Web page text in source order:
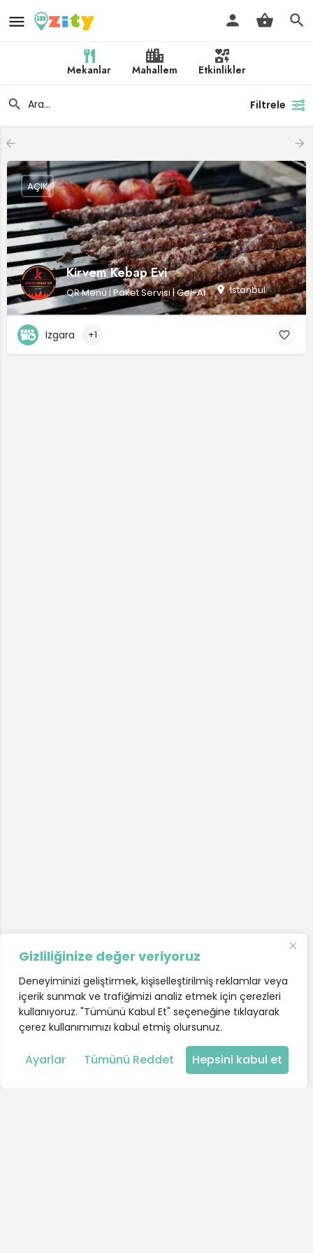
Gizliliğinize değer veriyoruz
Deneyiminizi geliştirmek, kişiselleştirilmiş reklamlar veya
içerik sunmak ve trafiğimizi analiz etmek için çerezleri
kullanıyoruz. "Tümünü Kabul Et" seçeneğine tıklayarak
çerez kullanımımızı kabul etmiş olursunuz.
Ayarlar Tümünü Reddet Hepsini kabul et
Mekanlar Mahallem Etkinlikler
Filtrele
Kirvem Kebap Evi
QR Menü | Paket Servisi | Gel-Al İstanbul
AÇIK
Izgara +1
Harita